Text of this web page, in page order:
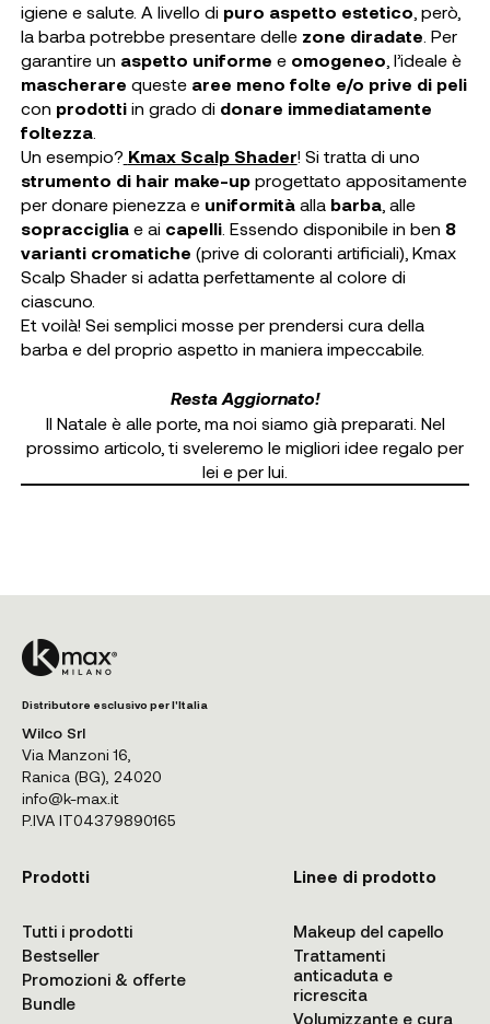
igiene e salute. A livello di puro aspetto estetico , però,
la barba potrebbe presentare delle zone diradate . Per
garantire un aspetto uniforme e omogeneo , l’ideale è
mascherare queste aree meno folte e/o prive di peli
con prodotti in grado di donare immediatamente
foltezza.
Un esempio? Kmax Scalp Shader! Si tratta di uno
strumento di hair make-upprogettato appositamente
per donare pienezza e uniformitàallabarba, alle
sopraccigliae ai capelli. Essendo disponibile in ben 8
varianti cromatiche (prive di coloranti artificiali), Kmax
Scalp Shader si adatta perfettamente al colore di
ciascuno.
Et voilà! Sei semplici mosse per prendersi cura della
barba e del proprio aspetto in maniera impeccabile.
Resta Aggiornato!
Il Natale è alle porte, ma noi siamo già preparati. Nel
prossimo articolo, ti sveleremo le migliori idee regalo per
lei e per lui.
Distributore esclusivo per l'Italia
Wilco Srl
Via Manzoni 16,
Ranica (BG), 24020
info@k-max.it
P.IVA IT04379890165
Prodotti
Tutti i prodotti
Bestseller
Promozioni & offerte
Bundle
Linee di prodotto
Makeup del capello
Trattamenti
anticaduta e
ricrescita
Volumizzante e cura